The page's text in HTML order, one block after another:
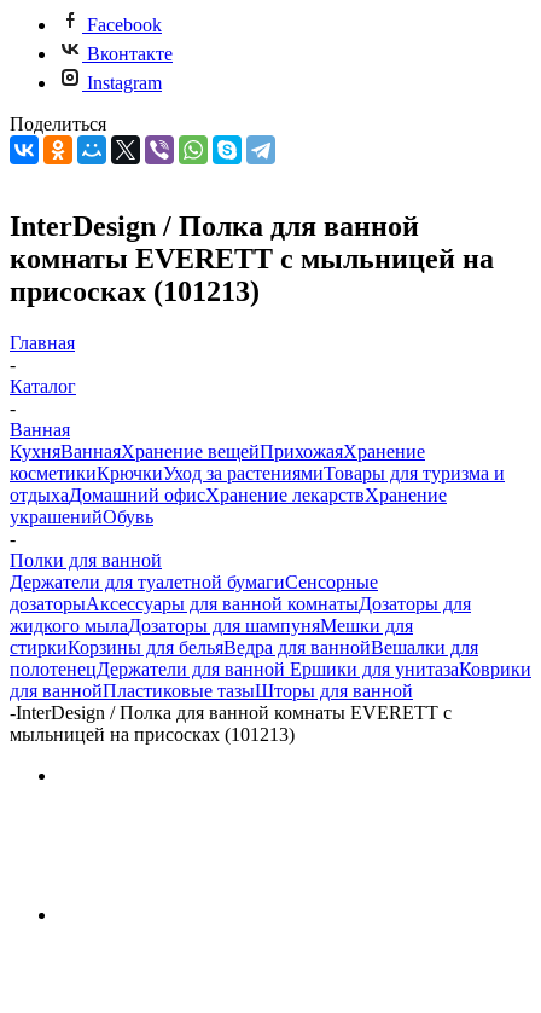
Facebook
Вконтакте
Instagram
Поделиться
InterDesign / Полка для ванной
комнаты EVERETT с мыльницей на
присосках (101213)
Главная
-
Каталог
-
Ванная
КухняВаннаяХранение вещейПрихожаяХранение
косметикиКрючкиУход за растениямиТовары для туризма и
отдыхаДомашний офисХранение лекарствХранение
украшенийОбувь
-
Полки для ванной
Держатели для туалетной бумагиСенсорные
дозаторыАксессуары для ванной комнатыДозаторы для
жидкого мылаДозаторы для шампуняМешки для
стиркиКорзины для бельяВедра для ваннойВешалки для
полотенецДержатели для ванной Ершики для унитазаКоврики
для ваннойПластиковые тазыШторы для ванной
-InterDesign / Полка для ванной комнаты EVERETT с
мыльницей на присосках (101213)